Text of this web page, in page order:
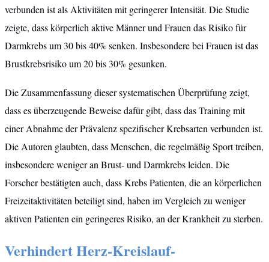
verbunden ist als Aktivitäten mit geringerer Intensität. Die Studie
zeigte, dass körperlich aktive Männer und Frauen das Risiko für
Darmkrebs um 30 bis 40% senken. Insbesondere bei Frauen ist das
Brustkrebsrisiko um 20 bis 30% gesunken.
Die Zusammenfassung dieser systematischen Überprüfung zeigt,
dass es überzeugende Beweise dafür gibt, dass das Training mit
einer Abnahme der Prävalenz spezifischer Krebsarten verbunden ist.
Die Autoren glaubten, dass Menschen, die regelmäßig Sport treiben,
insbesondere weniger an Brust- und Darmkrebs leiden. Die
Forscher bestätigten auch, dass Krebs Patienten, die an körperlichen
Freizeitaktivitäten beteiligt sind, haben im Vergleich zu weniger
aktiven Patienten ein geringeres Risiko, an der Krankheit zu sterben.
Verhindert Herz-Kreislauf-